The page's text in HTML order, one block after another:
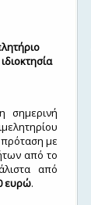
σημερινή
με
από το
από
ευρώ.